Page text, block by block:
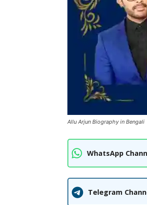
Allu Arjun Biography in Bengali
WhatsApp
Telegram